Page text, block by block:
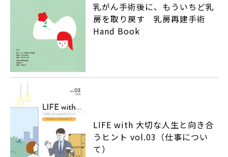
乳がん手術後に、もういちど乳
房を取り戻す 乳房再建手術
Hand Book
LIFE with 大切な人生と向き合
うヒント vol.03（仕事につい
て）